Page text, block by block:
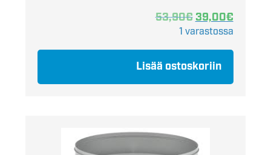
53,90€39,00€
1 varastossa
Lisää ostoskoriin